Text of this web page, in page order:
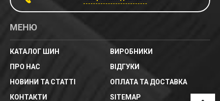
МЕНЮ
КАТАЛОГ ШИН
ВИРОБНИКИ
ПРО НАС
ВІДГУКИ
НОВИНИ ТА СТАТТІ
ОПЛАТА ТА ДОСТАВКА
КОНТАКТИ
SITEMAP